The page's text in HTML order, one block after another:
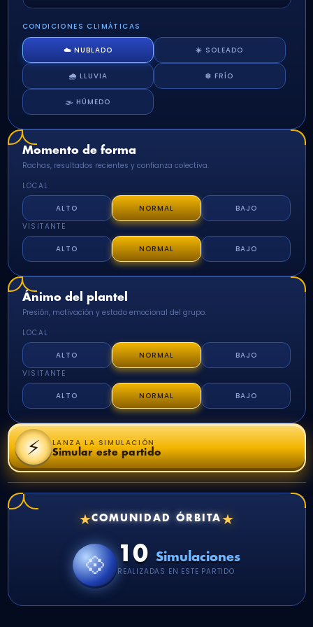
CONDICIONES CLIMÁTICAS
☁️ NUBLADO ☀️ SOLEADO
🌧️ LLUVIA ❄️ FRÍO
🌫️ HÚMEDO
Momento de forma
Rachas, resultados recientes y confianza colectiva.
LOCAL
ALTO NORMAL
BAJO
VISITANTE
ALTO NORMAL BAJO
Ánimo del plantel
Presión, motivación y estado emocional del grupo.
LOCAL
ALTO NORMAL
BAJO
VISITANTE
ALTO NORMAL BAJO
⚡ LANZA LA SIMULACIÓN
Simular este partido
★COMUNIDAD ÓRBITA★
💠 10 Simulaciones
REALIZADAS EN ESTE PARTIDO